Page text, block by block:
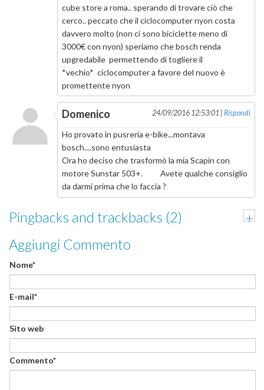
cube store a roma.. sperando di trovare ciò che
cerco.. peccato che il ciclocomputer nyon costa
davvero molto (non ci sono biciclette meno di
3000€ con nyon) speriamo che bosch renda
upgredabile permettendo di togliere il
*vechio* ciclocomputer a favore del nuovo è
promettente nyon
Domenico 24/09/2016 12:53:01 |Rispondi
Ho provato in pusreria e-bike...montava
bosch....sono entusiasta
Ora ho deciso che trasformò la mia Scapin con
motore Sunstar 503+. Avete qualche consiglio
da darmi prima che lo faccia ?
Pingbacks and trackbacks (2)
+
Aggiungi Commento
Nome*
E-mail*
Sito web
Commento*